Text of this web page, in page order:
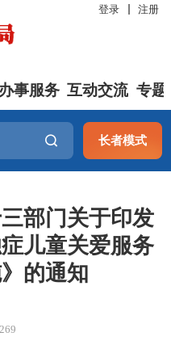
登录 注册
办事服务 互动交流 专题
长者模式
部门关于印发
儿童关爱服务
的通知